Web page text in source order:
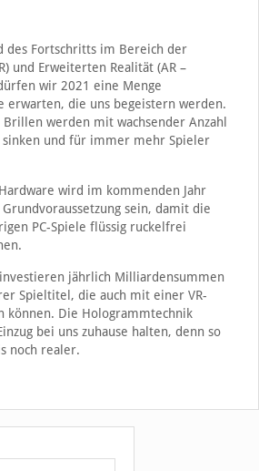
des Fortschritts im Bereich der
und Erweiterten Realität (AR –
wir 2021 eine Menge
erwarten, die uns begeistern werden.
werden mit wachsender Anzahl
und für immer mehr Spieler
wird im kommenden Jahr
sein, damit die
PC-Spiele flüssig ruckelfrei
jährlich Milliardensummen
Spieltitel, die auch mit einer VR-
können. Die Hologrammtechnik
bei uns zuhause halten, denn so
noch realer.